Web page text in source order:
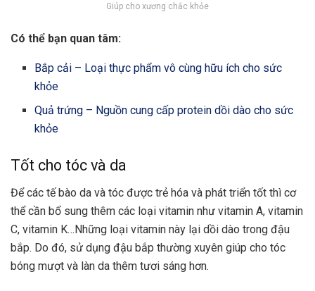
Giúp cho xương chắc khỏe
Có thể bạn quan tâm:
Bắp cải – Loại thực phẩm vô cùng hữu ích cho sức
khỏe
Quả trứng – Nguồn cung cấp protein dồi dào cho sức
khỏe
Tốt cho tóc và da
Để các tế bào da và tóc được trẻ hóa và phát triển tốt thì cơ
thể cần bổ sung thêm các loại vitamin như vitamin A, vitamin
C, vitamin K…Những loại vitamin này lại dồi dào trong đậu
bắp. Do đó, sử dụng đậu bắp thường xuyên giúp cho tóc
bóng mượt và làn da thêm tươi sáng hơn.